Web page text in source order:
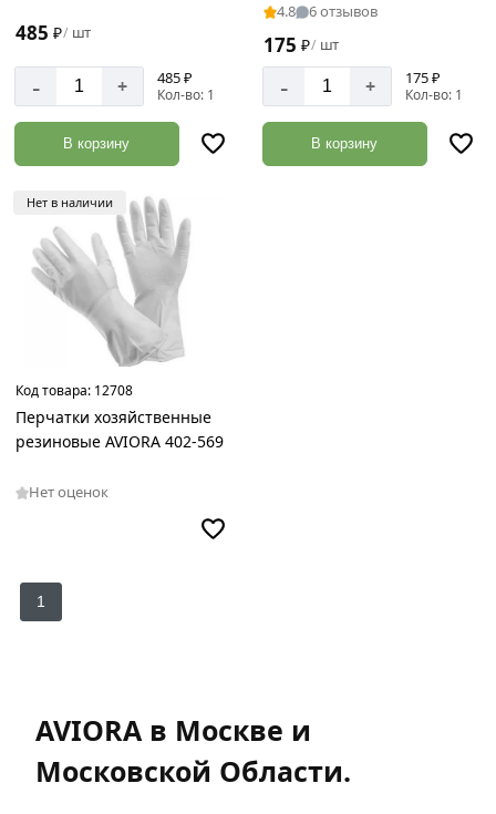
485 ₽/ шт
- + 485 ₽
Кол-во: 1
В корзину
4.8 6 отзывов
175 ₽/ шт
- + 175 ₽
Кол-во: 1
В корзину
Нет в наличии
Код товара: 12708
Перчатки хозяйственные
резиновые AVIORA 402-569
Нет оценок
1
AVIORA в Москве и
Московской Области.